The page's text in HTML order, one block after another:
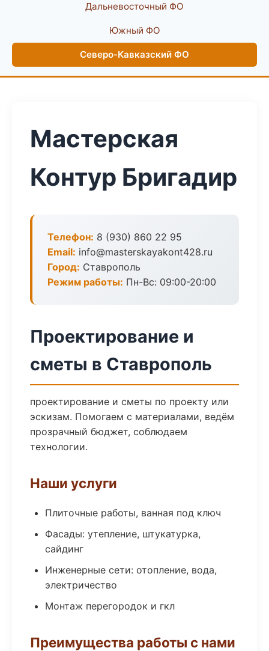
Дальневосточный ФО
Южный ФО
Северо-Кавказский ФО
Мастерская
Контур Бригадир
Телефон: 8 (930) 860 22 95
Email: info@masterskayakont428.ru
Город: Ставрополь
Режим работы: Пн-Вс: 09:00-20:00
Проектирование и
сметы в Ставрополь
проектирование и сметы по проекту или
эскизам. Помогаем с материалами, ведём
прозрачный бюджет, соблюдаем
технологии.
Наши услуги
Плиточные работы, ванная под ключ
Фасады: утепление, штукатурка,
сайдинг
Инженерные сети: отопление, вода,
электричество
Монтаж перегородок и гкл
Преимущества работы с нами